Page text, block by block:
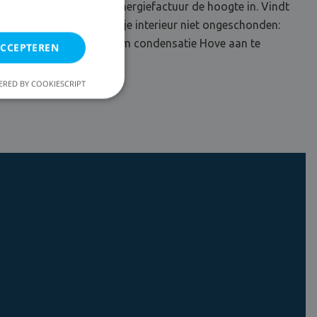
maar jaagt enkel je energiefactuur de hoogte in. Vindt
Bovendien blijft ook je interieur niet ongeschonden:
inschakelen om condensatie Hove aan te
BY COOKIESCRIPT